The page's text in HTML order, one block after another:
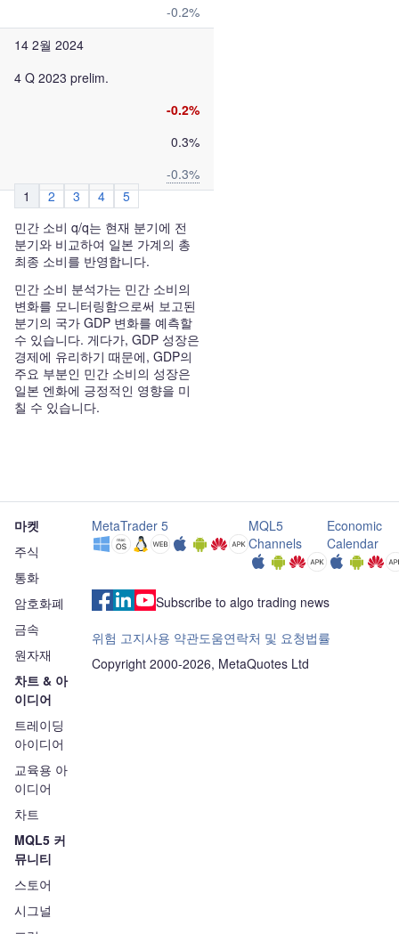
-0.2%
14 2월 2024
4 Q 2023 prelim.
-0.2%
0.3%
-0.3%
1
2 3 4
5
민간 소비 q/q는 현재 분기에 전
분기와 비교하여 일본 가계의 총
최종 소비를 반영합니다.
민간 소비 분석가는 민간 소비의
변화를 모니터링함으로써 보고된
분기의 국가 GDP 변화를 예측할
수 있습니다. 게다가, GDP 성장은
경제에 유리하기 때문에, GDP의
주요 부분인 민간 소비의 성장은
일본 엔화에 긍정적인 영향을 미
칠 수 있습니다.
마켓
주식
통화
암호화폐
금속
원자재
차트 & 아
이디어
트레이딩
아이디어
교육용 아
이디어
차트
MQL5 커
뮤니티
스토어
시그널
MetaTrader 5
MQL5
Channels
Economic
Calendar
Subscribe to algo trading news
위험 고지사용 약관도움연락처 및 요청법률
Copyright 2000-2026, MetaQuotes Ltd